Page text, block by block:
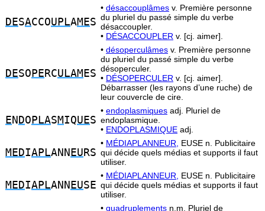
DESACCOUPLAMES
• désaccouplâmes v. Première personne
du pluriel du passé simple du verbe
désaccoupler.
• DÉSACCOUPLER v. [cj. aimer].
DESO PE RCULAM ES
• désoperculâmes v. Première personne
du pluriel du passé simple du verbe
désoperculer.
• DÉSOPERCULER v. [cj. aimer].
Débarrasser (les rayons d’une ruche) de
leur couvercle de cire.
E N DO PLASMIQUES
• endoplasmiques adj. Pluriel de
endoplasmique.
• ENDOPLASMIQUE adj.
MEDIAPLANN EU RS
• MÉDIAPLANNEUR,
EUSE n. Publicitaire
qui décide quels médias et supports il faut
utiliser.
MEDIAPLANN EUSE
• MÉDIAPLANNEUR,
EUSE n. Publicitaire
qui décide quels médias et supports il faut
utiliser.
• quadruplements n.m. Pluriel de